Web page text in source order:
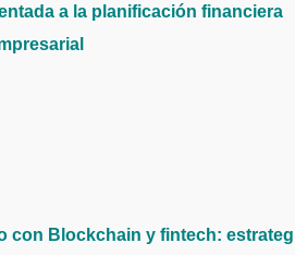
a la planificación financiera
con Blockchain y fintech: